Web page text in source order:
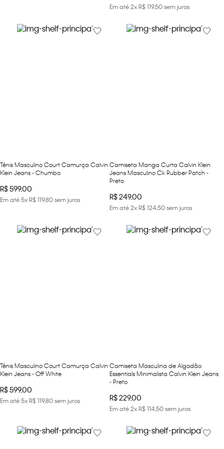
Em até2xR$119,50sem juros
Tênis Masculino Court Camurça Calvin
Klein Jeans - Chumbo
R$599,00
Em até5xR$119,80sem juros
Camiseta Manga Curta Calvin Klein
Jeans Masculino Ck Rubber Patch -
Preto
R$249,00
Em até2xR$12450sem juros
Tênis Masculino Court Camurça Calvin
Klein Jeans - Off White
R$599,00
Em até5xR$119,80sem juros
Camiseta Masculina de Algodão
Essentials Minimalista Calvin Klein Jeans
- Preto
R$229,00
Em até2xR$11450sem juros